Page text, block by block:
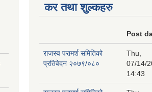
कर तथा शुल्कहरु
Post
राजस्व परामर्श समितिको
प्रतिवेदन २०७९/०८०
Thu,
07/14/
14:43